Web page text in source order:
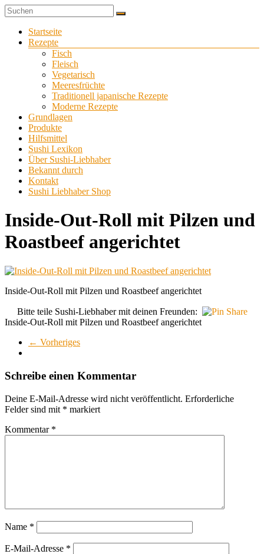
Zum
Inhalt
springen
Sushi-
Liebhaber
Sushi
selber
Menü
Startseite
Rezepte
Fisch
Fleisch
Vegetarisch
Meeresfrüchte
Traditionell japanische Rezepte
Moderne Rezepte
Grundlagen
Produkte
Hilfsmittel
Sushi Lexikon
Über Sushi-Liebhaber
Bekannt durch
Kontakt
Sushi Liebhaber Shop
Inside-Out-Roll mit Pilzen und
Roastbeef angerichtet
Inside-Out-Roll mit Pilzen und Roastbeef angerichtet
Bitte teile Sushi-Liebhaber mit deinen Freunden:
Inside-Out-Roll mit Pilzen und Roastbeef angerichtet
← Vorheriges
Schreibe einen Kommentar
Deine E-Mail-Adresse wird nicht veröffentlicht. Erforderliche
Felder sind mit * markiert
Kommentar *
Name *
E-Mail-Adresse *